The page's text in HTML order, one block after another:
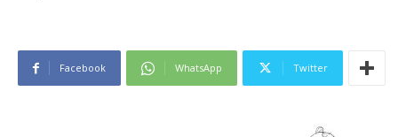
Facebook WhatsApp Twitter